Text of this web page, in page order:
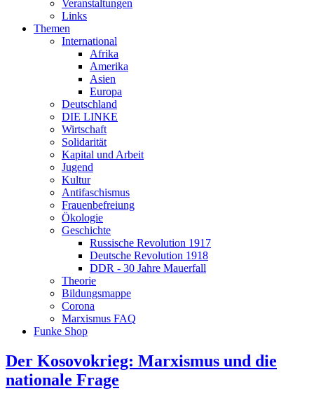
Veranstaltungen
Links
Themen
International
Afrika
Amerika
Asien
Europa
Deutschland
DIE LINKE
Wirtschaft
Solidarität
Kapital und Arbeit
Jugend
Kultur
Antifaschismus
Frauenbefreiung
Ökologie
Geschichte
Russische Revolution 1917
Deutsche Revolution 1918
DDR - 30 Jahre Mauerfall
Theorie
Bildungsmappe
Corona
Marxismus FAQ
Funke Shop
Der Kosovokrieg: Marxismus und die
nationale Frage